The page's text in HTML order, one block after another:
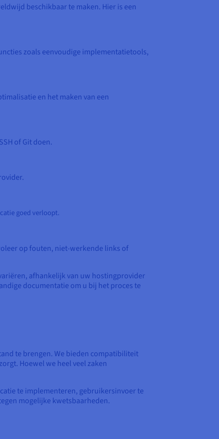
beschikbaar te maken. Hier is een
zoals eenvoudige implementatietools,
en het maken van een
of Git doen.
goed verloopt.
op fouten, niet-werkende links of
afhankelijk van uw hostingprovider
documentatie om u bij het proces te
te brengen. We bieden compatibiliteit
Hoewel we heel veel zaken
te implementeren, gebruikersinvoer te
mogelijke kwetsbaarheden.